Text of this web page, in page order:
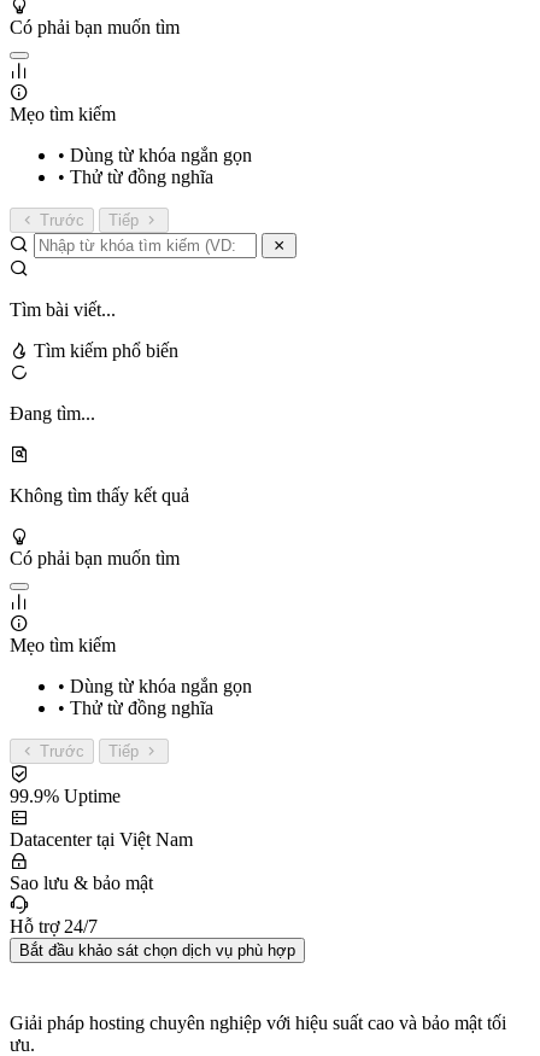
Có phải bạn muốn tìm
Mẹo tìm kiếm
• Dùng từ khóa ngắn gọn
• Thử từ đồng nghĩa
Trước Tiếp
Tìm bài viết...
Tìm kiếm phổ biến
Đang tìm...
Không tìm thấy kết quả
Có phải bạn muốn tìm
Mẹo tìm kiếm
• Dùng từ khóa ngắn gọn
• Thử từ đồng nghĩa
Trước Tiếp
99.9% Uptime
Datacenter tại Việt Nam
Sao lưu & bảo mật
Hỗ trợ 24/7
Bắt đầu khảo sát chọn dịch vụ phù hợp
Giải pháp hosting chuyên nghiệp với hiệu suất cao và bảo mật tối
ưu.